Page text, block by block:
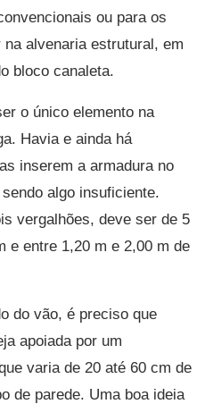
ou para os
alvenaria estrutural, em
bloco canaleta.
o único elemento na
Havia e ainda há
inserem a armadura no
sendo algo insuficiente.
vergalhões, deve ser de 5
e entre 1,20 m e 2,00 m de
do vão, é preciso que
apoiada por um
varia de 20 até 60 cm de
de parede. Uma boa ideia